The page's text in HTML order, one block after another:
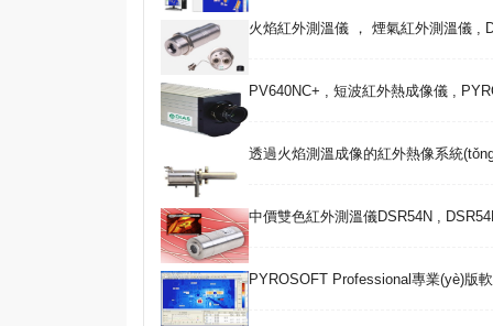
火焰紅外測溫儀 ， 煙氣紅外測溫儀 ,
PV640NC+ , 短波紅外熱成像儀 ,
透過火焰測溫成像的紅外熱像系統
中價雙色紅外測溫儀DSR54N ,
PYROSOFT Professional專業(yè)版